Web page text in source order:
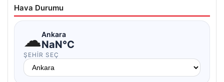
Hava Durumu
☁Ankara
NaN°C
ŞEHIR SEÇ